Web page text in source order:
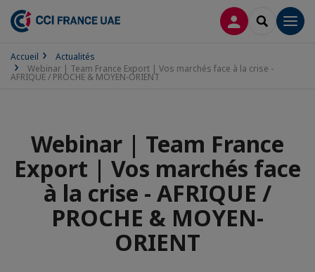
CONNEXION
Accueil
Actualités
Webinar | Team France Export | Vos marchés face à la crise -
AFRIQUE / PROCHE & MOYEN-ORIENT
Webinar | Team France
Export | Vos marchés face
à la crise - AFRIQUE /
PROCHE & MOYEN-
ORIENT